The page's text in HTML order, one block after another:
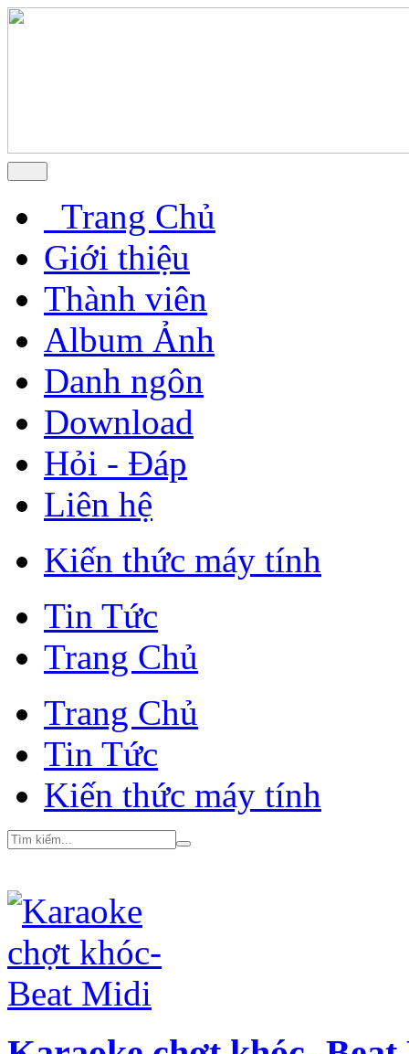
Trang Chủ
Giới thiệu
Thành viên
Album Ảnh
Danh ngôn
Download
Hỏi - Đáp
Liên hệ
Kiến thức máy tính
Tin Tức
Trang Chủ
Trang Chủ
Tin Tức
Kiến thức máy tính
Karaoke Liều thuốc